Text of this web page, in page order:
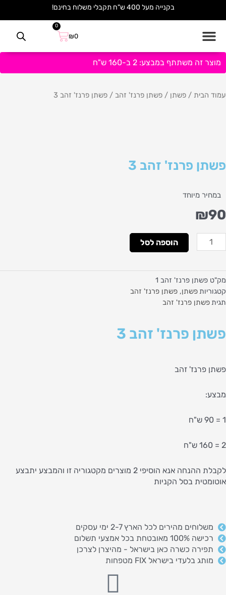
בקנייה מעל 400 ש"ח תקבלי משלוח בחינם!
₪0
0
עגלת
מוצר זה משתתף במבצע: 2 ב-160 ש"ח
עמוד הבית / פשתן / פשתן פרנז' זהב / פשתן פרנז' זהב 3
פשתן פרנז' זהב 3
במחיר מיוחד
₪90
כמות
של
פרנז'
זהב
3
הוספה לסל
מק"ט פשתן פרנז' זהב 1
קטגוריותפשתן, פשתן פרנז' זהב
תגיתפשתן פרנז' זהב
פשתן פרנז' זהב 3
פשתן פרנז' זהב
מבצע:
1 = 90 ש"ח
2 = 160 ש"ח
לקבלת ההנחה אנא הוסיפי 2 מוצרים מקטגוריה זו והמבצע יתבצע
אוטומטית בסל הקניות
משלוחים מהירים לכל הארץ 2-7 ימי עסקים
רכישה 100% מאובטחת בכל אמצעי תשלום
תפירה כשרה כאן בישראל - מהיצרן לצרכן
מותג בלעדי בישראל FIX מטפחות